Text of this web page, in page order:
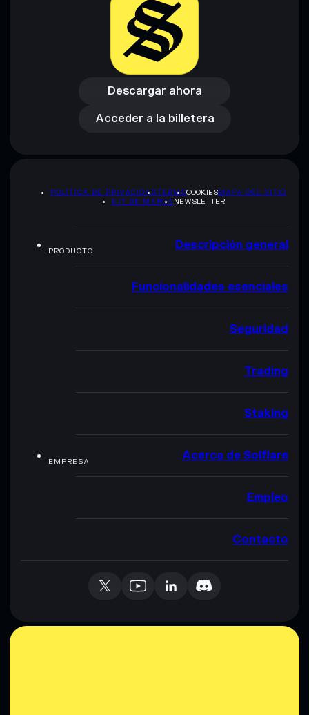
Descargar ahora
Descargar ahora
Acceder a la billetera
Acceder a la billetera
POLÍTICA DE PRIVACIDADTERMSCOOKIESMAPA DEL SITIO
KIT DE MARCA NEWSLETTER
PRODUCTO Descripción general
Funcionalidades esenciales
Seguridad
Trading
Staking
EMPRESA Acerca de Solflare
Empleo
Contacto